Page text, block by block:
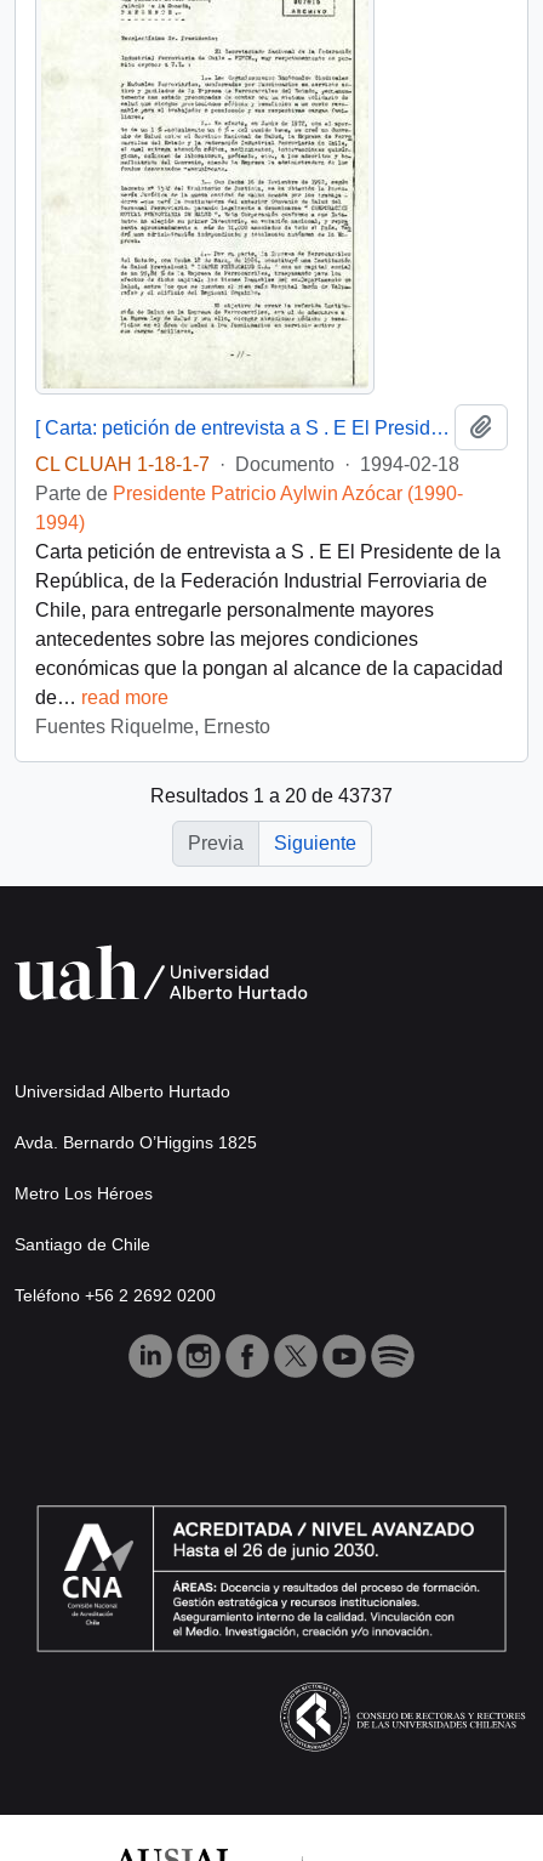
[ Carta: petición de entrevista a S . E El Presidente de la República, de la Federación Industrial Ferroviaria de Chile ]
CL CLUAH 1-18-1-7 · Documento · 1994-02-18
Parte de Presidente Patricio Aylwin Azócar (1990-
1994)
Carta petición de entrevista a S . E El Presidente de la
República, de la Federación Industrial Ferroviaria de
Chile, para entregarle personalmente mayores
antecedentes sobre las mejores condiciones
económicas que la pongan al alcance de la capacidad
de… read more
Fuentes Riquelme, Ernesto
Resultados 1 a 20 de 43737
Previa Siguiente
Universidad Alberto Hurtado
Avda. Bernardo O’Higgins 1825
Metro Los Héroes
Santiago de Chile
Teléfono +56 2 2692 0200